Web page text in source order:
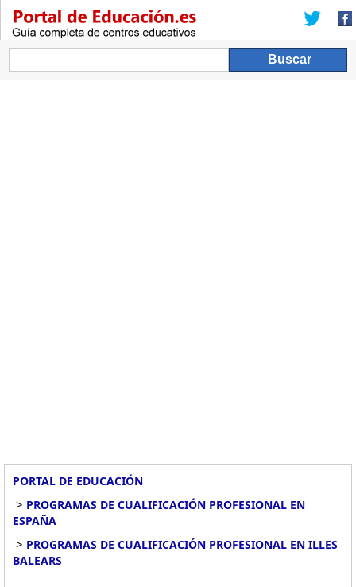
PORTAL DE EDUCACIÓN
> PROGRAMAS DE CUALIFICACIÓN PROFESIONAL EN
ESPAÑA
> PROGRAMAS DE CUALIFICACIÓN PROFESIONAL EN ILLES
BALEARS